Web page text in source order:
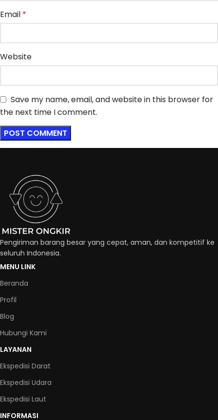
Email *
Website
Save my name, email, and website in this browser for
the next time I comment.
Pengiriman barang besar yang cepat, aman, dan kompetitif ke
seluruh Indonesia.
MENU LINK
Beranda
Profil
Blog
Hubungi Kami
LAYANAN
Ekspedisi Darat
Ekspedisi Udara
Ekspedisi Laut
INFORMASI